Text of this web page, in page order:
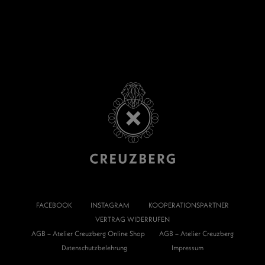
FACEBOOK INSTAGRAM
KOOPERATIONSPARTNER
VERTRAG WIDERRUFEN
AGB – Atelier Creuzberg Online Shop
AGB – Atelier Creuzberg
Datenschutzbelehrung
Impressum